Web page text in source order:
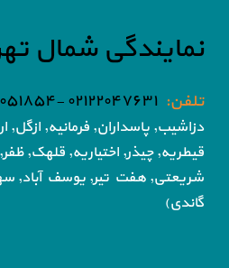
نمایندگی شمال
تلفن: ۰۲۱۲۲۰۴۷۶۳۱ -۰۲۱۸۶۰۵۱۸۵۴
دزاشیب, پاسداران, فرمانیه, ازگل,
قیطریه, چیذر, اختیاریه, قلهک, ظفر,
شریعتی, هفت تیر, یوسف آباد,
گاندی)